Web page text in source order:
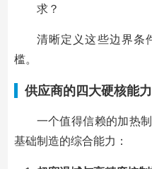
求？
清晰定义这些边界条
槛。
供应商的四大硬核能
一个值得信赖的加热
基础制造的综合能力：